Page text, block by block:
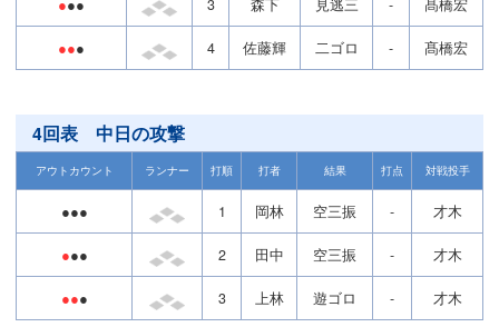
●●● 3 森下 見逃三 - 髙橋宏
●●● 4 佐藤輝 二ゴロ - 髙橋宏
4回表 中日の攻撃
アウトカウント ランナー 打順 打者 結果 打点 対戦投手
●●● 1 岡林 空三振 - 才木
●●● 2 田中 空三振 - 才木
●●● 3 上林 遊ゴロ - 才木